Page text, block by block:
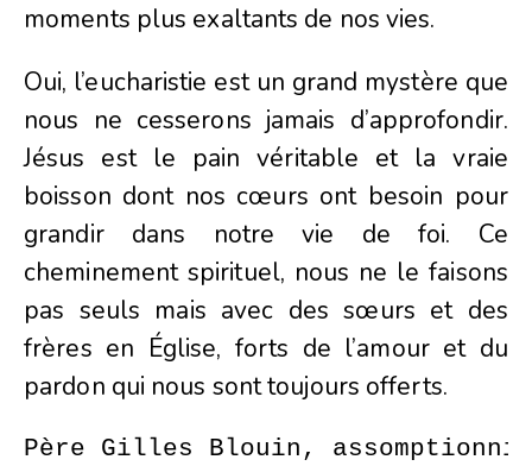
moments plus exaltants de nos vies.
Oui, l’eucharistie est un grand mystère que
nous ne cesserons jamais d’approfondir.
Jésus est le pain véritable et la vraie
boisson dont nos cœurs ont besoin pour
grandir dans notre vie de foi. Ce
cheminement spirituel, nous ne le faisons
pas seuls mais avec des sœurs et des
frères en Église, forts de l’amour et du
pardon qui nous sont toujours offerts.
Père Gilles Blouin,